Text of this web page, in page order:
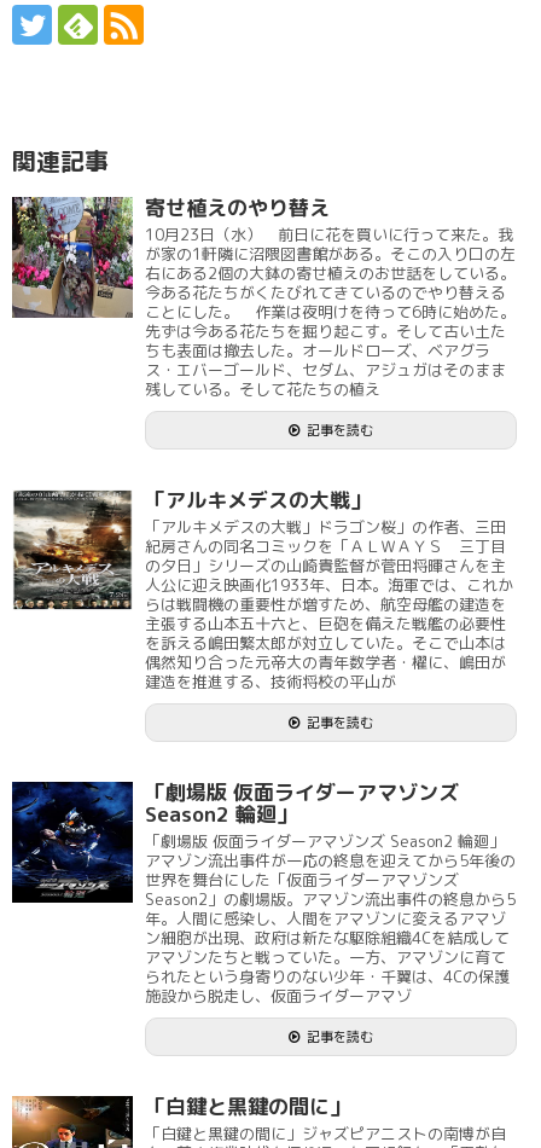
関連記事
寄せ植えのやり替え
10月23日（水） 前日に花を買いに行って来た。我
が家の1軒隣に沼隈図書館がある。そこの入り口の左
右にある2個の大鉢の寄せ植えのお世話をしている。
今ある花たちがくたびれてきているのでやり替える
ことにした。 作業は夜明けを待って6時に始めた。
先ずは今ある花たちを掘り起こす。そして古い土た
ちも表面は撤去した。オールドローズ、ベアグラ
ス・エバーゴールド、セダム、アジュガはそのまま
残している。そして花たちの植え
記事を読む
「アルキメデスの大戦」
「アルキメデスの大戦」ドラゴン桜」の作者、三田
紀房さんの同名コミックを「ＡＬＷＡＹＳ 三丁目
の夕日」シリーズの山崎貴監督が菅田将暉さんを主
人公に迎え映画化1933年、日本。海軍では、これか
らは戦闘機の重要性が増すため、航空母艦の建造を
主張する山本五十六と、巨砲を備えた戦艦の必要性
を訴える嶋田繁太郎が対立していた。そこで山本は
偶然知り合った元帝大の青年数学者・櫂に、嶋田が
建造を推進する、技術将校の平山が
記事を読む
「劇場版 仮面ライダーアマゾンズ
Season2 輪廻」
「劇場版 仮面ライダーアマゾンズ Season2 輪廻」
アマゾン流出事件が一応の終息を迎えてから5年後の
世界を舞台にした「仮面ライダーアマゾンズ
Season2」の劇場版。アマゾン流出事件の終息から5
年。人間に感染し、人間をアマゾンに変えるアマゾ
ン細胞が出現、政府は新たな駆除組織4Cを結成して
アマゾンたちと戦っていた。一方、アマゾンに育て
られたという身寄りのない少年・千翼は、4Cの保護
施設から脱走し、仮面ライダーアマゾ
記事を読む
「白鍵と黒鍵の間に」
「白鍵と黒鍵の間に」ジャズピアニストの南博が自